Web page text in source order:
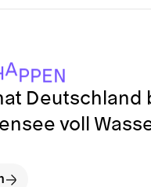
APPEN
Deutschland
voll